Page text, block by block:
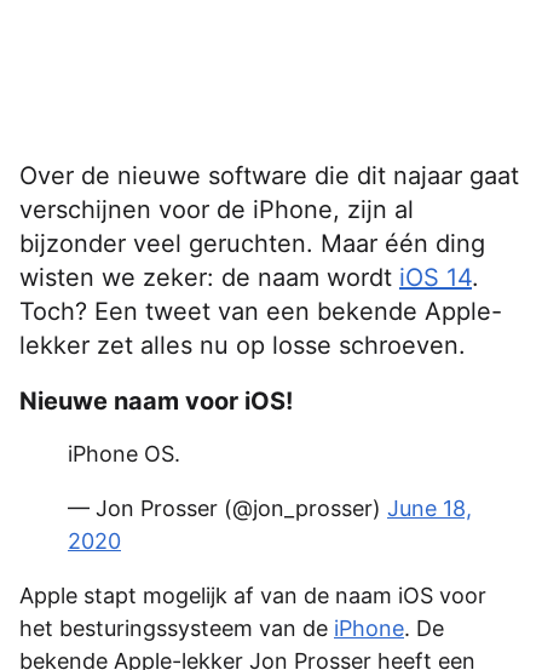
Over de nieuwe software die dit najaar gaat
verschijnen voor de iPhone, zijn al
bijzonder veel geruchten. Maar één ding
wisten we zeker: de naam wordt iOS 14.
Toch? Een tweet van een bekende Apple-
lekker zet alles nu op losse schroeven.
Nieuwe naam voor iOS!
iPhone OS.
— Jon Prosser (@jon_prosser) June 18,
2020
Apple stapt mogelijk af van de naam iOS voor
het besturingssysteem van de iPhone. De
bekende Apple-lekker Jon Prosser heeft een